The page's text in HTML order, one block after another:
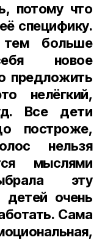
потому что
специфику.
больше
новое
предложить
нелёгкий,
Все дети
построже,
нельзя
мыслями
эту
детей очень
Сама